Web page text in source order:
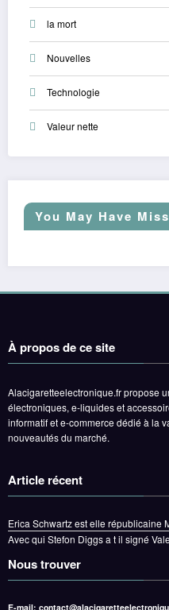
la mort
Nouvelles
Technologie
Valeur nette
You May Have
À propos de ce site
Alacigaretteelectronique.fr propose
électroniques, e-liquides et
informatif et e-commerce dédié à la
nouveautés du marché.
Article récent
Erica Schwartz est elle républicaine
Avec qui Stefon Diggs a t il signé
Nous trouver
E-mail: